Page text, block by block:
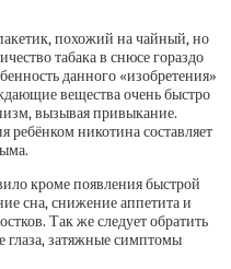
похожий на чайный, но
табака в снюсе гораздо
данного «изобретения»
вещества очень быстро
вызывая привыкание.
ребёнком никотина составляет
кроме появления быстрой
сна, снижение аппетита и
Так же следует обратить
затяжные симптомы